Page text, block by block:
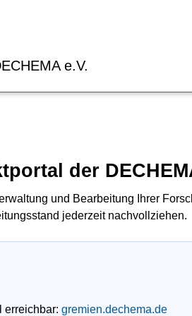
e.V.
der
und Bearbeitung Ihrer
jederzeit nachvollziehen.
erreichbar: gremien.dechema.de